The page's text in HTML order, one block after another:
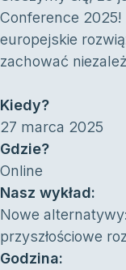
Conference
europejskie
zachować
Kiedy?
27 marca 2025
Gdzie?
Online
Nasz wykład:
Nowe
przyszłościowe
Godzina: